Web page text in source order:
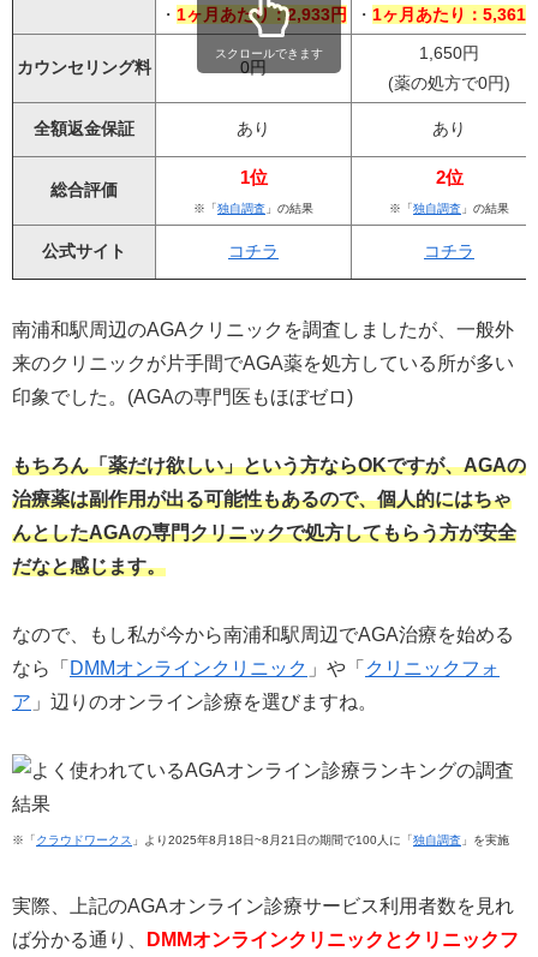
・ 1ヶ月あたり：2,933円 ・ 1ヶ月あたり：5,361
カウンセリング料 0円
1,650円
(薬の処方で0円)
全額返金保証 あり あり
総合評価
1位
※「独自調査 」の結果
2位
※「独自調査 」の結果
公式サイト コチラ コチラ
スクロールできます
南浦和駅周辺のAGAクリニックを調査しましたが、一般外
来のクリニックが片手間でAGA薬を処方している所が多い
印象でした。(AGAの専門医もほぼゼロ)
もちろん「薬だけ欲しい」という方ならOKですが、AGAの
治療薬は副作用が出る可能性もあるので、個人的にはちゃ
んとしたAGAの専門クリニックで処方してもらう方が安全
だなと感じます。
なので、もし私が今から南浦和駅周辺でAGA治療を始める
なら「 DMMオンラインクリニック 」や「 クリニックフォ
ア 」辺りのオンライン診療を選びますね。
※「クラウドワークス 」より2025年8月18日~8月21日の期間で100人に「独自調査 」を実施
実際、上記のAGAオンライン診療サービス利用者数を見れ
ば分かる通り、
DMMオンラインクリニックとクリニックフ